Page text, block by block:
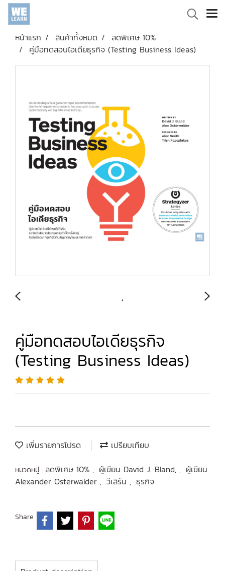
หน้าแรก สินค้าทั้งหมด
ลดพิเศษ 10%
คู่มือทดสอบไอเดียธุรกิจ (Testing Business Ideas)
คู่มือทดสอบไอเดียธุรกิจ
(Testing Business Ideas)
เพิ่มรายการโปรด เปรียบเทียบ
หมวดหมู่ : ลดพิเศษ 10% , ผู้เขียน David J. Bland, , ผู้เขียน
Alexander Osterwalder , วีเลิร์น , ธุรกิจ
Share